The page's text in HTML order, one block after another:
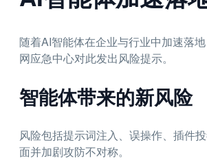
随着AI智能体在企业与行业中加速落
网应急中心对此发出风险提示。
智能体带来的新风险
风险包括提示词注入、误操作、插件
面并加剧攻防不对称。